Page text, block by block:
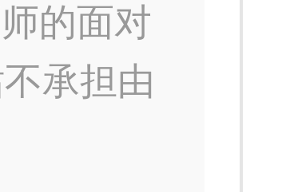
的面对
承担由